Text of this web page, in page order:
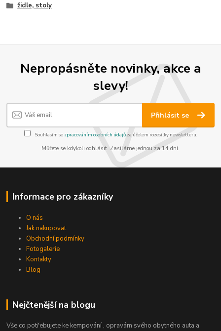
židle, stoly
Nepropásněte novinky, akce a
slevy!
Přihlásit se
Souhlasím se zpracováním osobních údajůza účelem rozesílky newsletteru.
Můžete se kdykoli odhlásit. Zasíláme jednou za 14 dní.
Informace pro zákazníky
O nás
Jak nakupovat
Obchodní podmínky
Fotogalerie
Kontakty
Blog
Nejčtenější na blogu
Vše co potřebujete ke kempování , opravám svého obytného auta a